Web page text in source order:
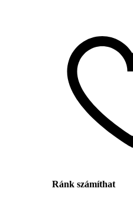
Ránk számíthat